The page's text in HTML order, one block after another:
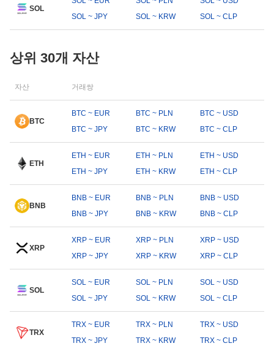
SOL
SOL ~ JPY
SOL ~ KRW SOL ~ CLP
상위 30개 자산
자산 거래쌍
BTC
BTC ~ EUR BTC ~ PLN
BTC ~ USD
BTC ~ JPY
BTC ~ KRW BTC ~ CLP
ETH
ETH ~ EUR ETH ~ PLN
ETH ~ USD
ETH ~ JPY
ETH ~ KRW ETH ~ CLP
BNB
BNB ~ EUR BNB ~ PLN
BNB ~ USD
BNB ~ JPY
BNB ~ KRW BNB ~ CLP
XRP
XRP ~ EUR XRP ~ PLN
XRP ~ USD
XRP ~ JPY
XRP ~ KRW XRP ~ CLP
SOL
SOL ~ EUR SOL ~ PLN
SOL ~ USD
SOL ~ JPY
SOL ~ KRW SOL ~ CLP
TRX
TRX ~ EUR TRX ~ PLN
TRX ~ USD
TRX ~ JPY
TRX ~ KRW TRX ~ CLP